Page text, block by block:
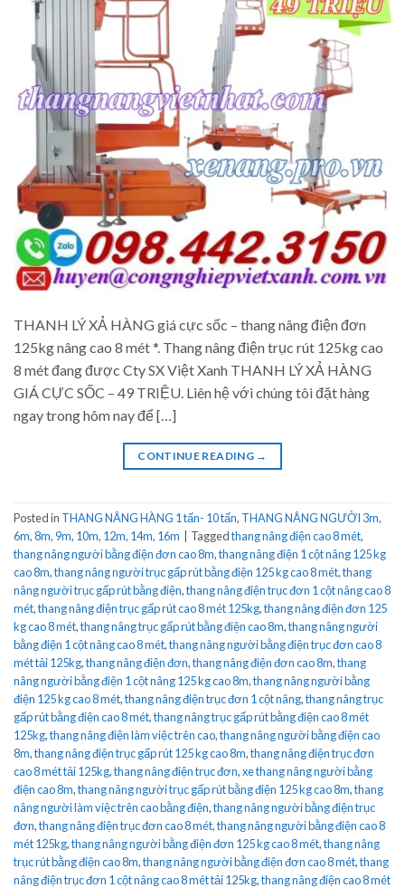
THANH LÝ XẢ HÀNG giá cực sốc – thang nâng điện đơn
125kg nâng cao 8 mét *. Thang nâng điện trục rút 125kg cao
8 mét đang được Cty SX Việt Xanh THANH LÝ XẢ HÀNG
GIÁ CỰC SỐC – 49 TRIỆU. Liên hệ với chúng tôi đặt hàng
ngay trong hôm nay để […]
CONTINUE READING →
Posted in THANG NÂNG HÀNG 1 tấn- 10 tấn, THANG NÂNG NGƯỜI 3m,
6m, 8m, 9m, 10m, 12m, 14m, 16m
Taggedthang nâng điện cao 8 mét,
thang nâng người bằng điện đơn cao 8m,thang nâng điện 1 cột nâng 125 kg
cao 8m,thang nâng người trục gấp rút bằng điện 125 kg cao 8 mét,thang
nâng người trục gấp rút bằng điện,thang nâng điện trục đơn 1 cột nâng cao 8
mét,thang nâng điện trục gấp rút cao 8 mét 125kg,thang nâng điện đơn 125
kg cao 8 mét,thang nâng trục gấp rút bằng điện cao 8m,thang nâng người
bằng điện 1 cột nâng cao 8 mét,thang nâng người bằng điện trục đơn cao 8
mét tải 125kg,thang nâng điện đơn,thang nâng điện đơn cao 8m,thang
nâng người bằng điện 1 cột nâng 125 kg cao 8m,thang nâng người bằng
điện 125 kg cao 8 mét,thang nâng điện trục đơn 1 cột nâng,thang nâng trục
gấp rút bằng điện cao 8 mét,thang nâng trục gấp rút bằng điện cao 8 mét
125kg,thang nâng điện làm việc trên cao,thang nâng người bằng điện cao
8m,thang nâng điện trục gấp rút 125 kg cao 8m,thang nâng điện trục đơn
cao 8 mét tải 125kg,thang nâng điện trục đơn,xe thang nâng người bằng
điện cao 8m,thang nâng người trục gấp rút bằng điện 125 kg cao 8m,thang
nâng người làm việc trên cao bằng điện,thang nâng người bằng điện trục
đơn,thang nâng điện trục đơn cao 8 mét,thang nâng người bằng điện cao 8
mét 125kg,thang nâng người bằng điện đơn 125 kg cao 8 mét,thang nâng
trục rút bằng điện cao 8m,thang nâng người bằng điện đơn cao 8 mét,thang
nâng điện trục đơn 1 cột nâng cao 8 mét tải 125kg,thang nâng điện cao 8 mét